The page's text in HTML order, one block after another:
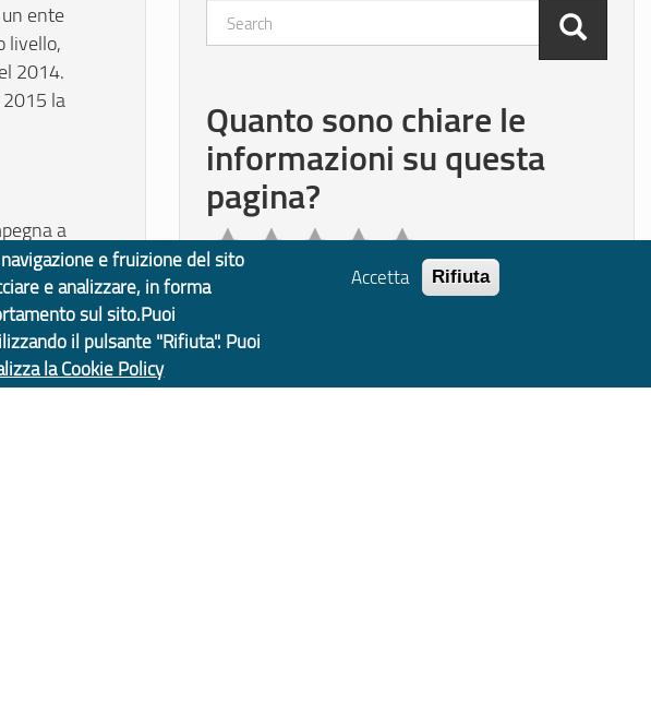
ente
livello,
2014.
2015 la
a
2018, n.106
2102 del
Quanto sono chiare le
informazioni su questa
pagina?
e fruizione del sito
e analizzare, in forma
sul sito.Puoi
il pulsante "Rifiuta". Puoi
la Cookie Policy
Accetta Rifiuta